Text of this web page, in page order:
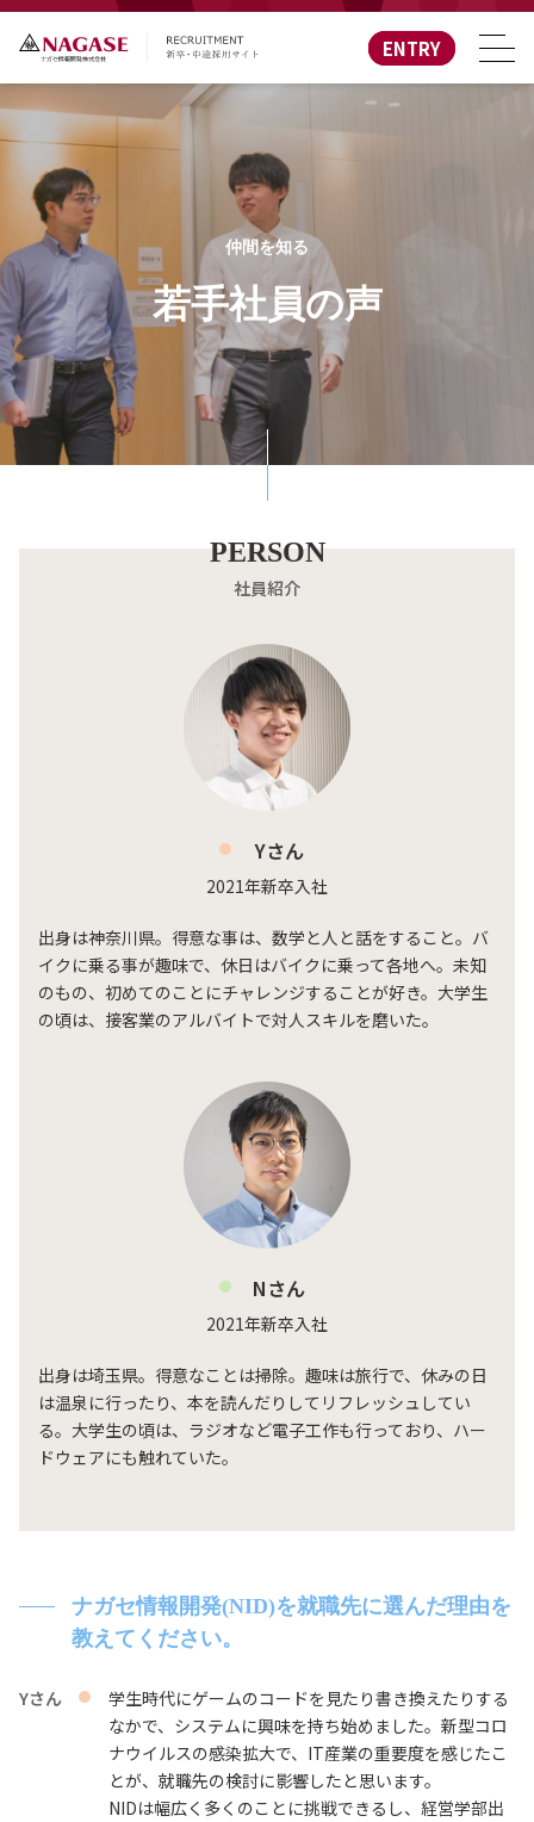
ENTRY
仲間を知る
若手社員の声
PERSON
社員紹介
Yさん
2021年新卒入社
出身は神奈川県。得意な事は、数学と人と話をすること。バ
イクに乗る事が趣味で、休日はバイクに乗って各地へ。未知
のもの、初めてのことにチャレンジすることが好き。大学生
の頃は、接客業のアルバイトで対人スキルを磨いた。
Nさん
2021年新卒入社
出身は埼玉県。得意なことは掃除。趣味は旅行で、休みの日
は温泉に行ったり、本を読んだりしてリフレッシュしてい
る。大学生の頃は、ラジオなど電子工作も行っており、ハー
ドウェアにも触れていた。
ナガセ情報開発(NID)を就職先に選んだ理由を
教えてください。
Yさん
学生時代にゲームのコードを見たり書き換えたりする
なかで、システムに興味を持ち始めました。新型コロ
ナウイルスの感染拡大で、IT産業の重要度を感じたこ
とが、就職先の検討に影響したと思います。
NIDは幅広く多くのことに挑戦できるし、経営学部出